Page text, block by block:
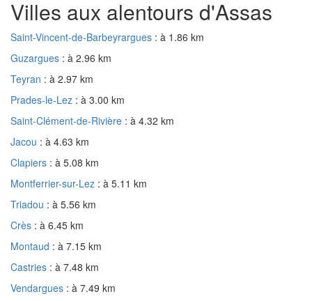
Villes aux alentours d'Assas
Saint-Vincent-de-Barbeyrargues : à 1.86 km
Guzargues : à 2.96 km
Teyran : à 2.97 km
Prades-le-Lez : à 3.00 km
Saint-Clément-de-Rivière : à 4.32 km
Jacou : à 4.63 km
Clapiers : à 5.08 km
Montferrier-sur-Lez : à 5.11 km
Triadou : à 5.56 km
Crès : à 6.45 km
Montaud : à 7.15 km
Castries : à 7.48 km
Vendargues : à 7.49 km